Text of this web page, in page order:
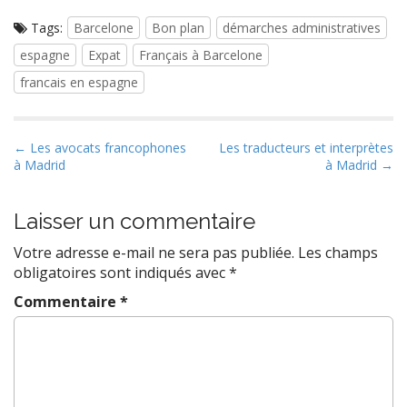
Tags: Barcelone Bon plan
démarches administratives
espagne
Expat
Français à Barcelone
francais en espagne
P
o
t
n
a
v
i
← Les avocats francophones
à Madrid
Les traducteurs et interprètes
à Madrid →
Laisser un commentaire
Votre adresse e-mail ne sera pas publiée. Les champs
obligatoires sont indiqués avec*
Commentaire *